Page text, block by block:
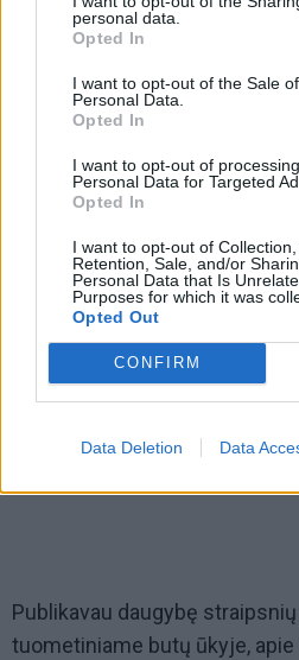
personal data.
Opted In
I want to opt-out of the Sale
Personal Data.
Opted In
I want to opt-out of
Personal Data for Targeted
Opted In
I want to opt-out of Collection,
Retention, Sale, and/or
Personal Data that Is
Purposes for which it was
Opted Out
CONFIRM
Data Deletion Data
"Vakarų eksprese" reporteriu
metais. Dienraščio ansamblis
Aš vienas seniausių. Buvo
draugavome su visais, visus
tiriamoji žurnalistika.
Publikavau daugybę
tuometiniame butų ūkyje,